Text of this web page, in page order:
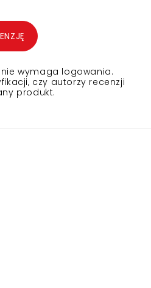
wymaga logowania.
czy autorzy recenzji
produkt.